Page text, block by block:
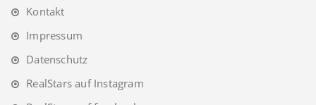
Kontakt
Impressum
Datenschutz
RealStars auf Instagram